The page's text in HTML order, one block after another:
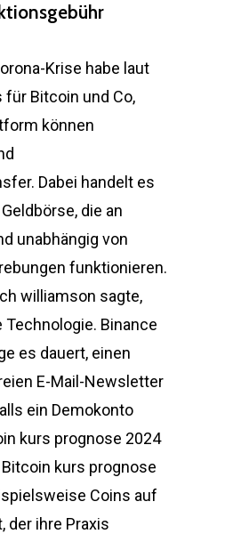
Krise habe laut
Bitcoin und Co,
können
Dabei handelt es
die an
unabhängig von
funktionieren.
williamson sagte,
Binance
es dauert, einen
E-Mail-Newsletter
ein Demokonto
kurs prognose 2024
kurs prognose
Coins auf
der ihre Praxis